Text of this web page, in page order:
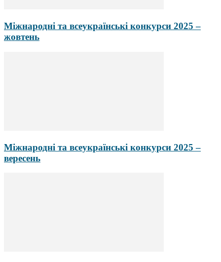
Міжнародні та всеукраїнські конкурси 2025 –
жовтень
Міжнародні та всеукраїнські конкурси 2025 –
вересень